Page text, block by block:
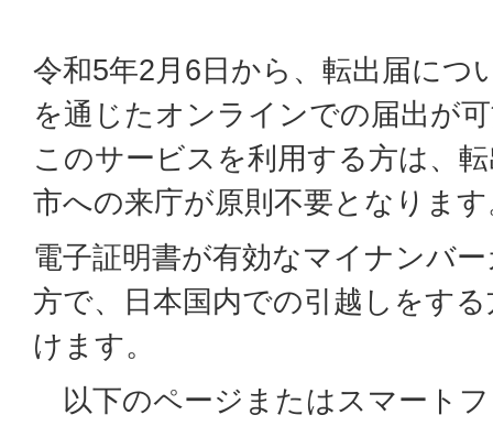
令和5年2月6日から、転出届につ
を通じたオンラインでの届出が
このサービスを利用する方は、
市への来庁が原則不要となりま
電子証明書が有効なマイナンバ
方で、日本国内での引越しをす
けます。
以下のページまたはスマート